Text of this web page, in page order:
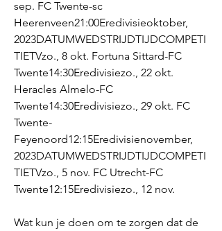
sep. FC Twente-sc
Heerenveen21:00Eredivisieoktober,
2023DATUMWEDSTRIJDTIJDCOMPETI
TIETVzo., 8 okt. Fortuna Sittard-FC
Twente14:30Eredivisiezo., 22 okt.
Heracles Almelo-FC
Twente14:30Eredivisiezo., 29 okt. FC
Twente-
Feyenoord12:15Eredivisienovember,
2023DATUMWEDSTRIJDTIJDCOMPETI
TIETVzo., 5 nov. FC Utrecht-FC
Twente12:15Eredivisiezo., 12 nov.
Wat kun je doen om te zorgen dat de